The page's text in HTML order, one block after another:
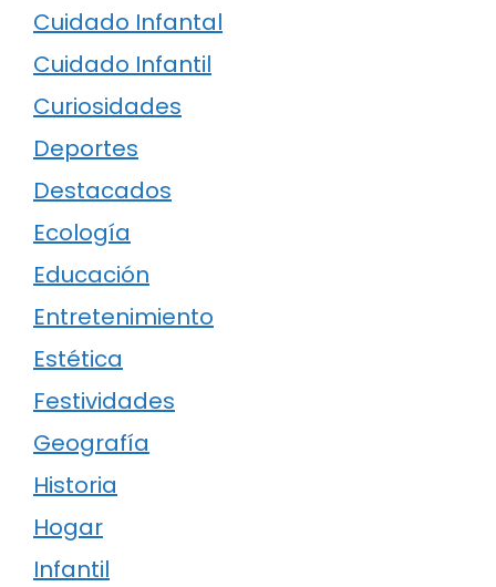
Cuidado Infantal
Cuidado Infantil
Curiosidades
Deportes
Destacados
Ecología
Educación
Entretenimiento
Estética
Festividades
Geografía
Historia
Hogar
Infantil